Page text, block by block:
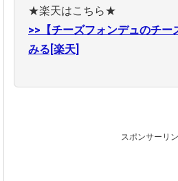
★楽天はこちら★
>>【チーズフォンデュのチー
みる[楽天]
スポンサーリ